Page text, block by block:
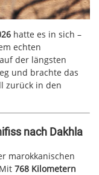
hatte es in sich –
echten
der längsten
und brachte das
zurück in den
nach Dakhla
marokkanischen
768 Kilometern